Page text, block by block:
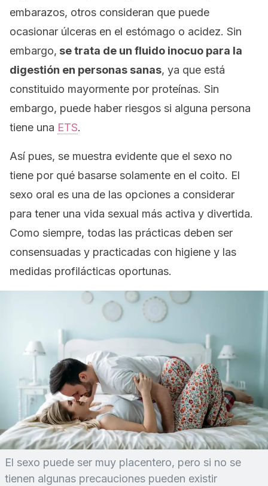
embarazos, otros consideran que puede
ocasionar úlceras en el estómago o acidez. Sin
embargo, se trata de un fluido inocuo para la
digestión en personas sanas, ya que está
constituido mayormente por proteínas. Sin
embargo, puede haber riesgos si alguna persona
tiene una ETS.
Así pues, se muestra evidente que el sexo no
tiene por qué basarse solamente en el coito. El
sexo oral es una de las opciones a considerar
para tener una vida sexual más activa y divertida.
Como siempre, todas las prácticas deben ser
consensuadas y practicadas con higiene y las
medidas profilácticas oportunas.
El sexo puede ser muy placentero, pero si no se
tienen algunas precauciones pueden existir